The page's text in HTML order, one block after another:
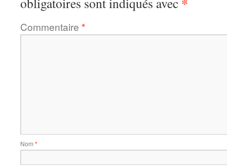
Commentaire *
Nom *